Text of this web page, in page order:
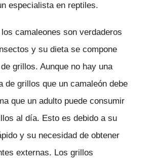
especialista en reptiles.
camaleones son verdaderos
y su dieta se compone
grillos. Aunque no hay una
de grillos que un camaleón debe
que un adulto puede consumir
al día. Esto es debido a su
y su necesidad de obtener
externas. Los grillos